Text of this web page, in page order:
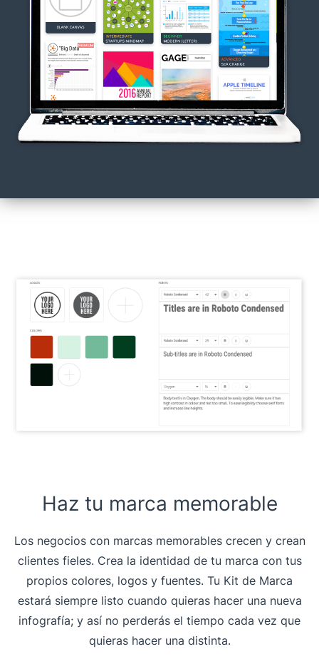
Haz tu marca memorable
Los negocios con marcas memorables crecen y crean
clientes fieles. Crea la identidad de tu marca con tus
propios colores, logos y fuentes. Tu Kit de Marca
estará siempre listo cuando quieras hacer una nueva
infografía; y así no perderás el tiempo cada vez que
quieras hacer una distinta.